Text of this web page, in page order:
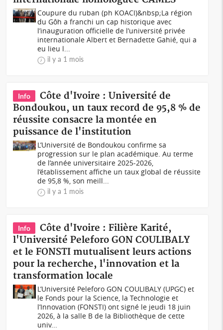
Coupure du ruban (ph KOACI)&nbsp;La région
du Gôh a franchi un cap historique avec
l’inauguration officielle de l’université privée
internationale Albert et Bernadette Gahié, qui a
eu lieu l...
il y a 1 mois
Info
Côte d'Ivoire : Université de
Bondoukou, un taux record de 95,8 % de
réussite consacre la montée en
puissance de l'institution
L’Université de Bondoukou confirme sa
progression sur le plan académique. Au terme
de l’année universitaire 2025-2026,
l’établissement affiche un taux global de réussite
de 95,8 %, son meill...
il y a 1 mois
Info
Côte d'Ivoire : Filière Karité,
l'Université Peleforo GON COULIBALY
et le FONSTI mutualisent leurs actions
pour la recherche, l'innovation et la
transformation locale
L’Université Peleforo GON COULIBALY (UPGC) et
le Fonds pour la Science, la Technologie et
l’Innovation (FONSTI) ont signé le jeudi 18 juin
2026, à la salle B de la Bibliothèque de cette
univ...